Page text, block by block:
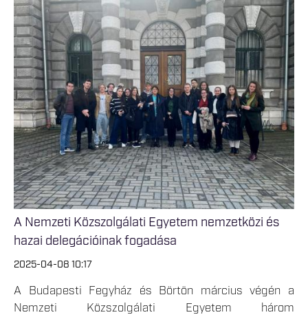
A Nemzeti Közszolgálati Egyetem nemzetközi és
hazai delegációinak fogadása
2025-04-08 10:17
A Budapesti Fegyház és Börtön március végén a
Nemzeti Közszolgálati Egyetem három